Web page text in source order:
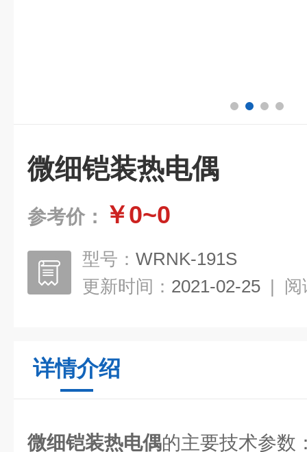
微细铠装热电偶
参考价： ￥0~0
型号： WRNK-191S
更新时间： 2021-02-25 | 阅
详情介绍
微细铠装热电偶的主要技术参数